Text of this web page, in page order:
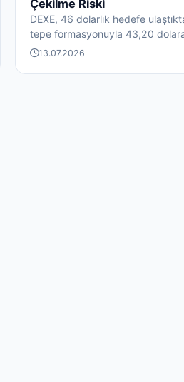
Çekilme Riski
DEXE, 46 dolarlık hedefe
tepe formasyonuyla 43,20
riski taşıyor. Tas...
13.07.2026